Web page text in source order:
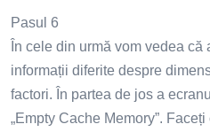
Pasul 6
În cele din urmă vom vedea că
informații diferite despre
factori. În partea de jos a
„Empty Cache Memory”.